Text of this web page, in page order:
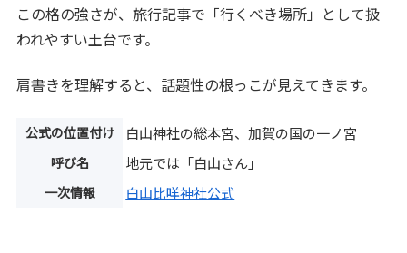
この格の強さが、旅行記事で「行くべき場所」として扱
われやすい土台です。
肩書きを理解すると、話題性の根っこが見えてきます。
公式の位置付け 白山神社の総本宮、加賀の国の一ノ宮
呼び名 地元では「白山さん」
一次情報 白山比咩神社公式